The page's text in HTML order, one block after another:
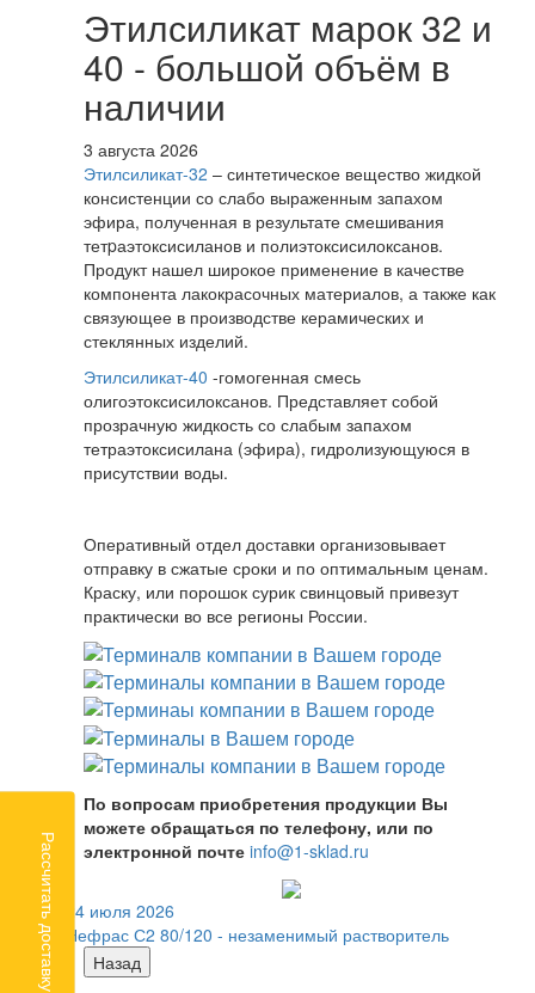
Этилсиликат марок 32 и
40 - большой объём в
наличии
3 августа 2026
Этилсиликат-32 – синтетическое вещество жидкой
консистенции со слабо выраженным запахом
эфира, полученная в результате смешивания
тетpаэтоксисиланов и полиэтоксисилоксанов.
Продукт нашел широкое применение в качестве
компонента лакокрасочных материалов, а также как
связующее в производстве керамических и
стеклянных изделий.
Этилсиликат-40 -гомогенная смесь
олигоэтоксисилоксанов. Представляет собой
прозрачную жидкость со слабым запахом
тетраэтоксисилана (эфира), гидролизующуюся в
присутствии воды.
Оперативный отдел доставки организовывает
отправку в сжатые сроки и по оптимальным ценам.
Краску, или порошок сурик свинцовый привезут
практически во все регионы России.
По вопросам приобретения продукции Вы
можете обращаться по телефону, или по
электронной почте info@1-sklad.ru
24 июля 2026
Нефрас С2 80/120 - незаменимый растворитель
Назад
Рассчитать доставку